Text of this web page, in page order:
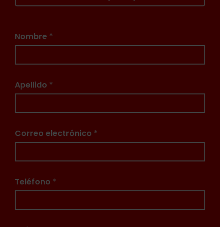
Nombre *
Apellido *
Correo electrónico *
Teléfono *